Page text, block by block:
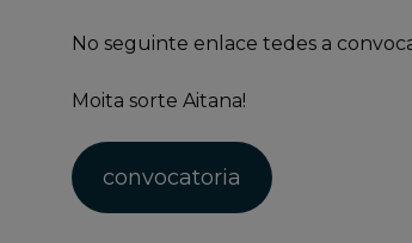
No seguinte enlace tedes a
Moita sorte Aitana!
convocatoria